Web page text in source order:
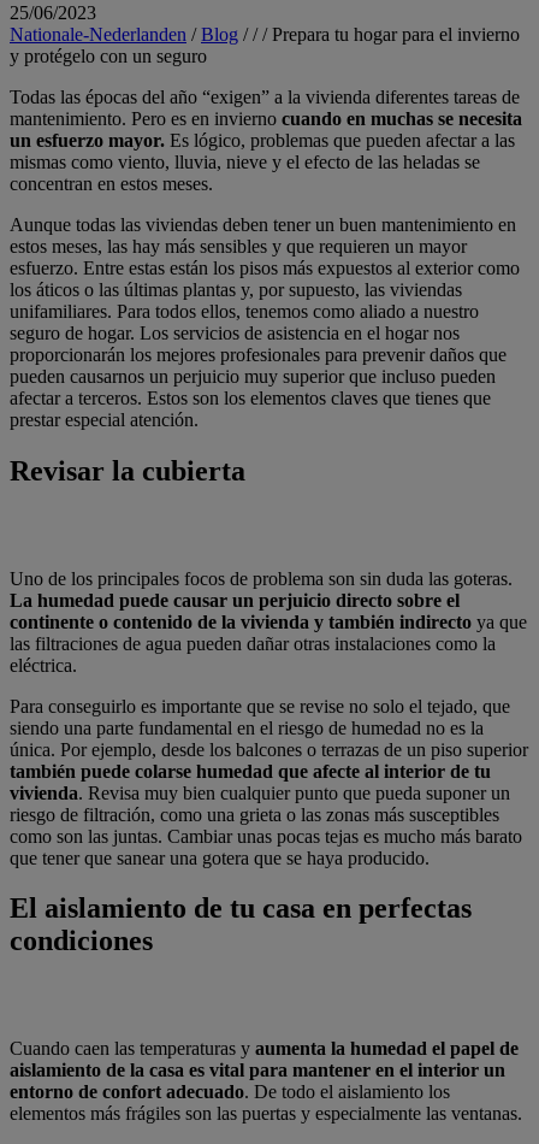
25/06/2023
Nationale-Nederlanden / Blog / / / Prepara tu hogar para el invierno
y protégelo con un seguro
​Todas las épocas del año “exigen” a la vivienda diferentes tareas de
mantenimiento. Pero es en invierno cuando en muchas se necesita
un esfuerzo mayor. Es lógico, problemas que pueden afectar a las
mismas como viento, lluvia, nieve y el efecto de las heladas se
concentran en estos meses.
Aunque todas las viviendas deben tener un buen mantenimiento en
estos meses, las hay más sensibles y que requieren un mayor
esfuerzo. Entre estas están los pisos más expuestos al exterior como
los áticos o las últimas plantas y, por supuesto, las viviendas
unifamiliares. Para todos ellos, tenemos como aliado a nuestro
seguro de hogar. Los servicios de asistencia en el hogar​nos
proporcionarán los mejores profesionales para prevenir daños que
pueden causarnos un perjuicio muy superior que incluso pueden
afectar a terceros. Estos son los elementos claves que tienes que
prestar especial atención.
Revisar la cubierta
Uno de los principales focos de problema son sin duda las goteras.
La humedad puede causar un perjuicio directo sobre el
continente o contenido de la vivienda y también indirecto ya que
las filtraciones de agua pueden dañar otras instalaciones como la
eléctrica.
Para conseguirlo es importante que se revise no solo el tejado, que
siendo una parte fundamental en el riesgo de humedad no es la
única. Por ejemplo, desde los balcones o terrazas de un piso superior
también puede colarse humedad que afecte al interior de tu
vivienda. Revisa muy bien cualquier punto que pueda suponer un
riesgo de filtración, como una grieta o las zonas más susceptibles
como son las juntas. Cambiar unas pocas tejas es mucho más barato
que tener que sanear una gotera que se haya producido.
El aislamiento de tu casa en perfectas
condiciones
Cuando caen las temperaturas y aumenta la humedad el papel de
aislamiento de la casa es vital para mantener en el interior un
entorno de confort adecuado. De todo el aislamiento los
elementos más frágiles son las puertas y especialmente las ventanas.